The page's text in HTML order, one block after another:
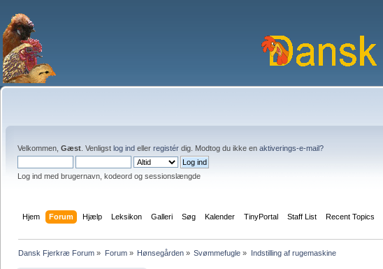
Velkommen, Gæst . Venligst log ind eller registér dig. Modtog du ikke en aktiverings-e-mail?
Log ind med brugernavn, kodeord og sessionslængde
Hjem Forum Hjælp Leksikon Galleri Søg Kalender TinyPortal Staff List Recent Topics
Dansk Fjerkræ Forum » Forum» Hønsegården» Svømmefugle » Indstilling af rugemaskine